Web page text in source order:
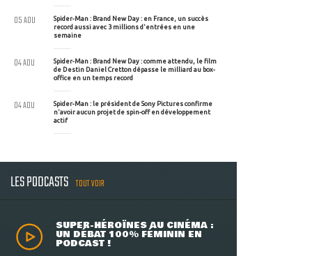
Spider-Man : Brand New Day : en France, un succès
record aussi avec 3 millions d'entrées en une
semaine
05 AOU
Spider-Man : Brand New Day : comme attendu, le film
de Destin Daniel Cretton dépasse le milliard au box-
office en un temps record
04 AOU
Spider-Man : le président de Sony Pictures confirme
n'avoir aucun projet de spin-off en développement
actif
04 AOU
LES PODCASTS TOUT VOIR
SUPER-HÉROÏNES AU CINÉMA :
UN DÉBAT 100% FÉMININ EN
PODCAST !